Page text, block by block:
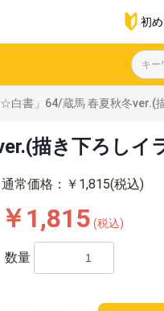
初
白書」64/蔵馬 春夏秋冬ver.(
描き下ろしイ
通常価格：￥1,815(税込)
￥1,815 (税込)
数量